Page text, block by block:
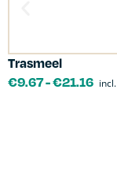
Trasmeel
€9.67-€21.16